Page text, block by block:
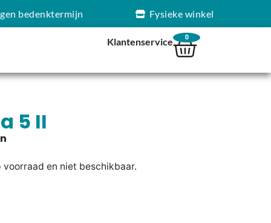
bedenktermijn Fysieke winkel
Klantenservice 0
5 II
en niet beschikbaar.